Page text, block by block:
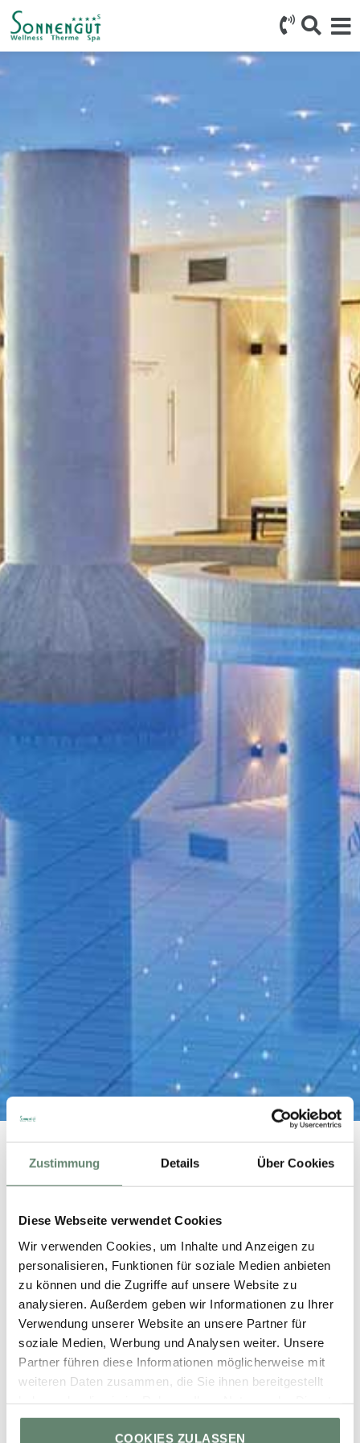
Zustimmung Details Über Cookies
Diese Webseite verwendet Cookies
Wir verwenden Cookies, um Inhalte und Anzeigen zu
personalisieren, Funktionen für soziale Medien anbieten
zu können und die Zugriffe auf unsere Website zu
analysieren. Außerdem geben wir Informationen zu Ihrer
Verwendung unserer Website an unsere Partner für
soziale Medien, Werbung und Analysen weiter. Unsere
Partner führen diese Informationen möglicherweise mit
weiteren Daten zusammen, die Sie ihnen bereitgestellt
gesammelt haben.
COOKIES ZULASSEN
Terminanfrage
Wir werden Ihre Terminanfrage schnellstmöglich
bearbeiten. Sie erhalten dann umgehend eine
Bestätigung per E-Mail.
Anrede*
Vorname*